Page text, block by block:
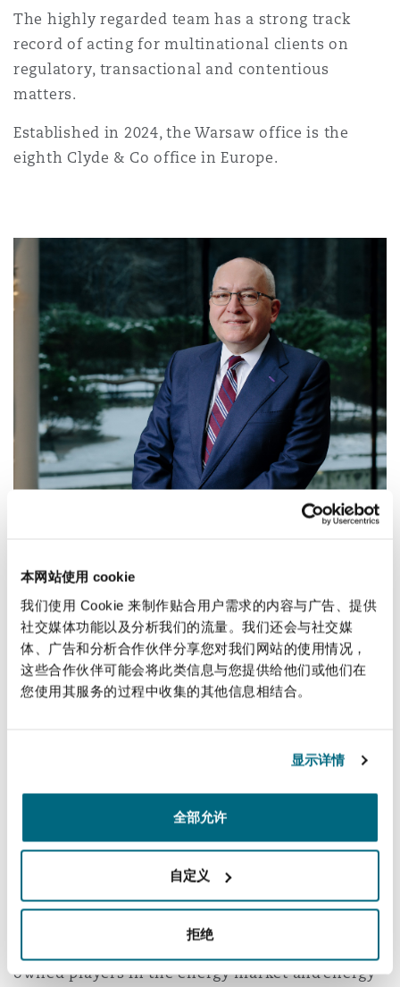
本网站使用 cookie
我们使用 Cookie 来制作贴合用户需求的内容与广告、提供
社交媒体功能以及分析我们的流量。我们还会与社交媒
体、广告和分析合作伙伴分享您对我们网站的使用情况，
这些合作伙伴可能会将此类信息与您提供给他们或他们在
您使用其服务的过程中收集的其他信息相结合。
显示详情
全部允许
自定义
拒绝
Non-Contentious
Insurance Coverage
Marine
Product Liability & Recall
Property
Reinsurance
海
加坡
兰巴托 – 联营办公室
阿密
特利尔
约
兰治县
尼克斯
藩市
哥华
盛顿
尔福德
堡
物浦
彻斯特，新贝利广场2号
尼克
卡斯尔
沙
The highly regarded team has a strong track
record of acting for multinational clients on
regulatory, transactional and contentious
matters.
Established in 2024, the Warsaw office is the
eighth Clyde & Co office in Europe.
Arkadiusz Krasnodebski
Arkadiusz was Managing Partner at Dentons for
nine years and has advised clients in the energy
sector for over 30 years. These include state-
owned players in the energy market and energy